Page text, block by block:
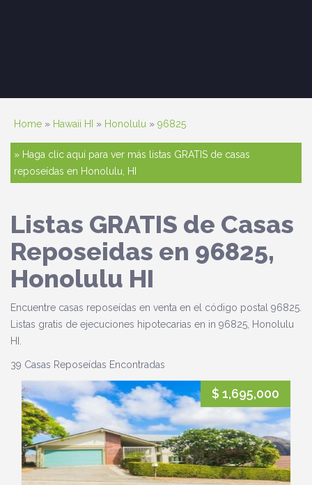
Home » Hawaii HI » Honolulu » 96825
» Haga clic aquí para ver más listas GRATIS de casas
reposeídas en Honolulu, HI
Listas GRATIS de Casas
Reposeidas en 96825,
Honolulu HI
Encuentre casas reposeídas en venta en el código postal 96825.
Listas gratis de ejecuciones hipotecarias en in 96825, Honolulu
HI.
39 Casas Reposeídas Encontradas
$ 1,695,000